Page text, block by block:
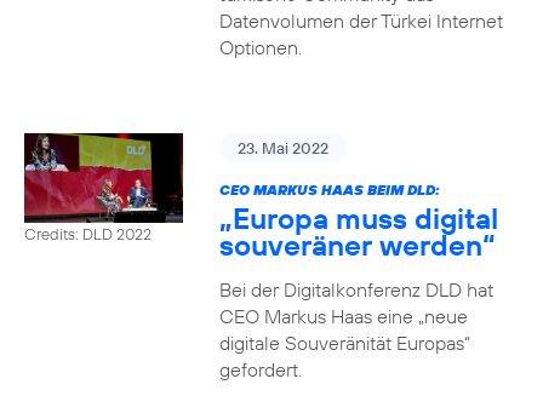
Datenvolumen der Türkei Internet
Optionen.
Credits: DLD 2022
23. Mai 2022
CEO MARKUS HAAS BEIM DLD:
„Europa muss digital
souveräner werden“
Bei der Digitalkonferenz DLD hat
CEO Markus Haas eine „neue
digitale Souveränität Europas“
gefordert.